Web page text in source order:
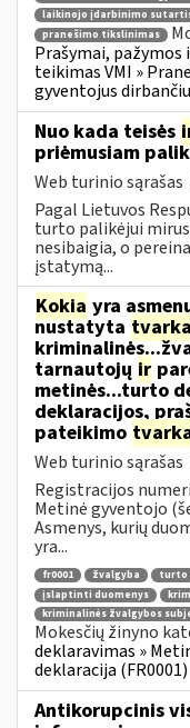
laikinojo įdarbinimo
pranešimo tikslinimas
Prašymai, pažymos
teikimas VMI »
gyventojus
Nuo kada teisės
priėmusiam
Web turinio sąrašas
Pagal Lietuvos
turto palikėjui
nesibaigia, o
įstatymą...
Kokia yra
nustatyta tvarka
tarnautojų ir
metinės...turto
deklaracijos,
pateikimo
Web turinio sąrašas
Registracijos
Metinė gyventojo
Asmenys, kurių
yra...
fr0001 žvalgyba turto
įslaptinti duomenys
kriminalinės žvalgybos
Mokesčių žinyno
deklaravimas »
deklaracija (FR0001)
Antikorupcinis